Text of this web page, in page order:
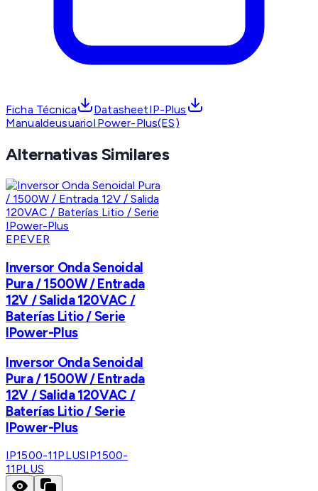
Ficha Técnica
DatasheetIP-Plus
ManualdeusuarioIPower-Plus(ES)
Alternativas Similares
EPEVER
Inversor Onda Senoidal
Pura / 1500W / Entrada
12V / Salida 120VAC /
Baterías Litio / Serie
IPower-Plus
Inversor Onda Senoidal
Pura / 1500W / Entrada
12V / Salida 120VAC /
Baterías Litio / Serie
IPower-Plus
IP1500-11PLUSIP1500-
11PLUS